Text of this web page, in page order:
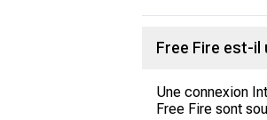
Free Fire est-il
Une connexion
Free Fire sont